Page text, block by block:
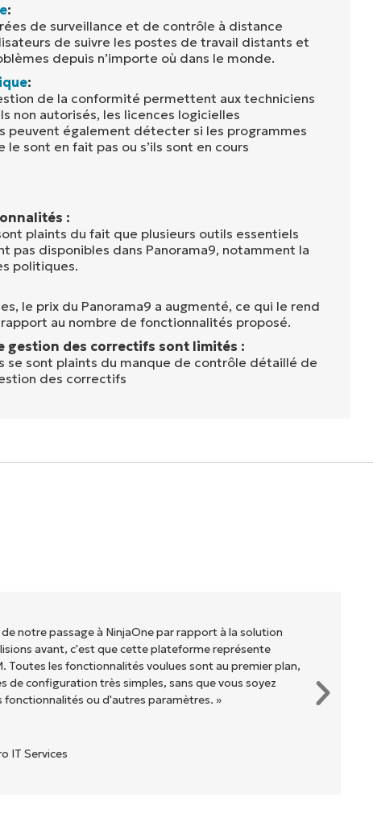
:
de surveillance et de contrôle à distance
de suivre les postes de travail distants et
depuis n’importe où dans le monde.
:
de la conformité permettent aux techniciens
non autorisés, les licences logicielles
peuvent également détecter si les programmes
le sont en fait pas ou s’ils sont en cours
:
plaints du fait que plusieurs outils essentiels
pas disponibles dans Panorama9, notamment la
politiques.
le prix du Panorama9 a augmenté, ce qui le rend
au nombre de fonctionnalités proposé.
gestion des correctifs sont limités :
se sont plaints du manque de contrôle détaillé de
des correctifs
de notre passage à NinjaOne par rapport à la solution
avant, c'est que cette plateforme représente
Toutes les fonctionnalités voulues sont au premier plan,
de configuration très simples, sans que vous soyez
fonctionnalités ou d'autres paramètres. »
IT Services